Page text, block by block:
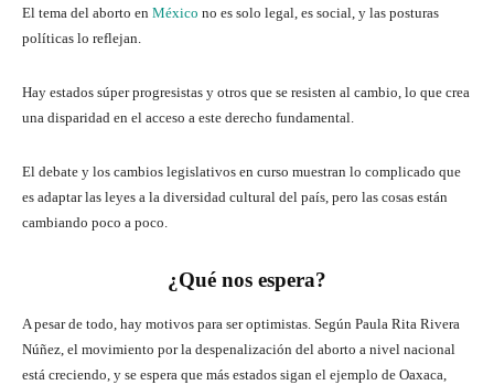
El tema del aborto en México no es solo legal, es social, y las posturas
políticas lo reflejan.
Hay estados súper progresistas y otros que se resisten al cambio, lo que crea
una disparidad en el acceso a este derecho fundamental.
El debate y los cambios legislativos en curso muestran lo complicado que
es adaptar las leyes a la diversidad cultural del país, pero las cosas están
cambiando poco a poco.
¿Qué nos espera?
A pesar de todo, hay motivos para ser optimistas. Según Paula Rita Rivera
Núñez, el movimiento por la despenalización del aborto a nivel nacional
está creciendo, y se espera que más estados sigan el ejemplo de Oaxaca,